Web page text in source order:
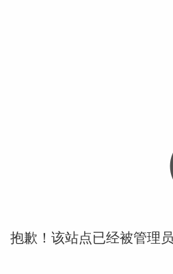
抱歉！该站点已经被管理